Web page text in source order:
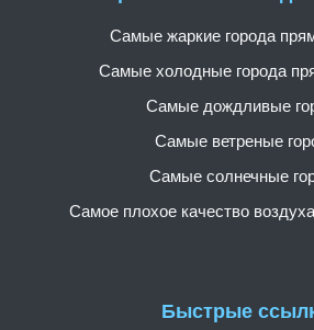
Быстрые
Самые жаркие города
Самые холодные города
Самые дождливые
Самые ветреные
Самые солнечные
Самое плохое качество